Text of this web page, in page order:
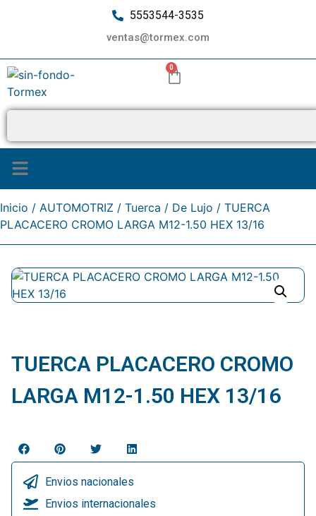
5553544-3535
ventas@tormex.com
0
Inicio / AUTOMOTRIZ / Tuerca / De Lujo / TUERCA
PLACACERO CROMO LARGA M12-1.50 HEX 13/16
TUERCA PLACACERO CROMO
LARGA M12-1.50 HEX 13/16
Envios nacionales
Envios internacionales